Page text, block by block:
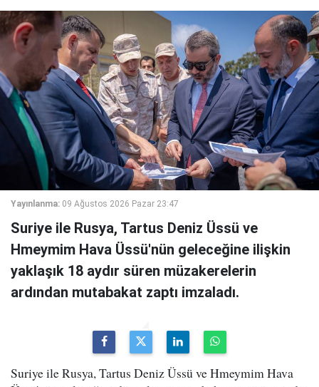
Yayınlanma: 09 Ağustos 2026 Pazar 23:47
Suriye ile Rusya, Tartus Deniz Üssü ve
Hmeymim Hava Üssü'nün geleceğine ilişkin
yaklaşık 18 aydır süren müzakerelerin
ardından mutabakat zaptı imzaladı.
Suriye ile Rusya, Tartus Deniz Üssü ve Hmeymim Hava